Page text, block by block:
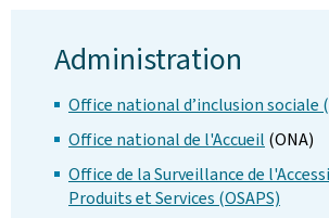
Administration
Office national d’inclusion sociale
Office national de l'Accueil (ONA)
Office de la Surveillance de
Produits et Services (OSAPS)